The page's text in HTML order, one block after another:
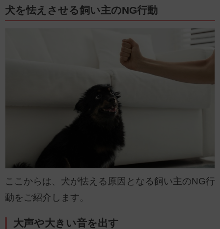
犬を怯えさせる飼い主のNG行動
ここからは、犬が怯える原因となる飼い主のNG行
動をご紹介します。
大声や大きい音を出す